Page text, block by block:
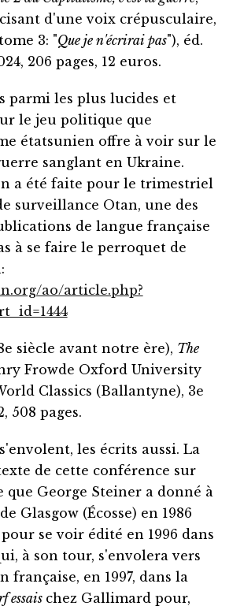
d'une voix crépusculaire,
3: "Que je n'écrirai pas"), éd.
206 pages, 12 euros.
parmi les plus lucides et
le jeu politique que
étatsunien offre à voir sur le
sanglant en Ukraine.
a été faite pour le trimestriel
surveillance Otan, une des
de langue française
à se faire le perroquet de
ao/article.php?
siècle avant notre ère), The
Frowde Oxford University
Classics (Ballantyne), 3e
508 pages.
les écrits aussi. La
de cette conférence sur
que George Steiner a donné à
Glasgow (Écosse) en 1986
se voir édité en 1996 dans
à son tour, s'envolera vers
française, en 1997, dans la
essais chez Gallimard pour,